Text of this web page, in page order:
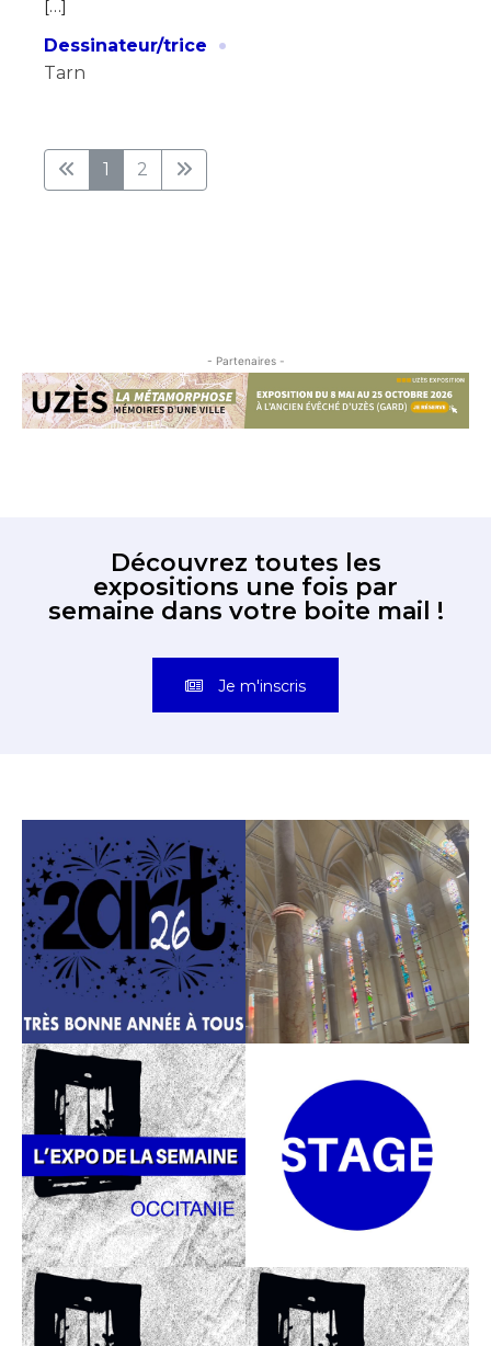
[…]
Dessinateur/trice
·
Tarn
1 2
- Partenaires -
Découvrez toutes les
expositions une fois par
semaine dans votre boite mail !
Je m'inscris